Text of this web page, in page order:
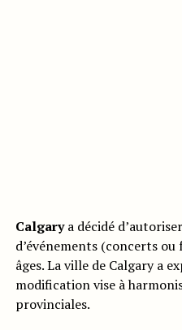
Calgarya décidé
d’événements (concerts
âges. La ville de Calgary a
modification vise à
provinciales.